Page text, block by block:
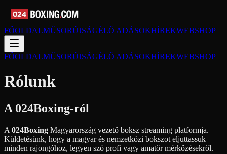
FŐOLDALMŰSORÚJSÁGÉLŐ ADÁSOKHÍREKWEBSHOP
FŐOLDALMŰSORÚJSÁGÉLŐ ADÁSOKHÍREKWEBSHOP
Rólunk
A 024Boxing-ról
A 024Boxing Magyarország vezető boksz streaming platformja.
Küldetésünk, hogy a magyar és nemzetközi bokszot eljuttassuk
minden rajongóhoz, legyen szó profi vagy amatőr mérkőzésekről.